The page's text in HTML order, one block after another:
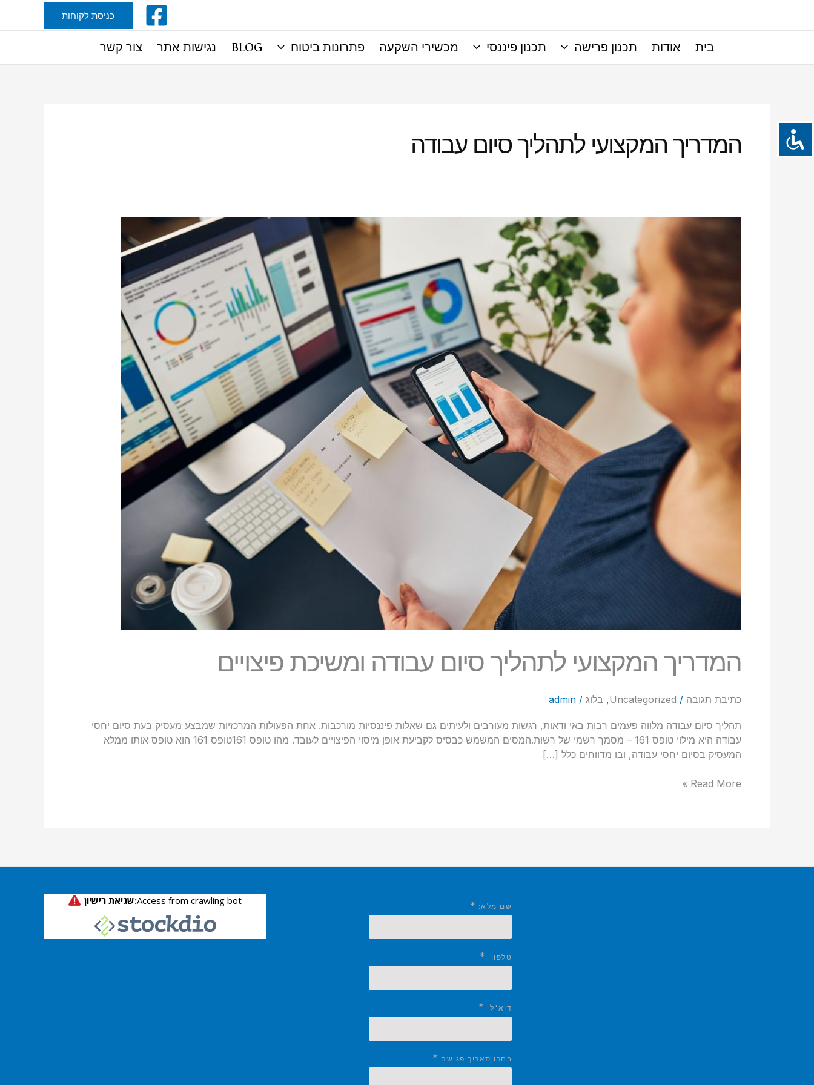
כניסת לקוחות
בית אודות תכנון פרישה תכנון פיננסי מכשירי השקעה פתרונות ביטוח BLOG נגישות אתר צור קשר
המדריך המקצועי לתהליך סיום עבודה
המדריך המקצועי לתהליך סיום עבודה ומשיכת פיצויים
כתיבת תגובה /
Uncategorized
, בלוג /
admin
תהליך סיום עבודה מלווה פעמים רבות באי ודאות, רגשות מעורבים ולעיתים גם שאלות פיננסיות מורכבות. אחת הפעולות המרכזיות שמבצע מעסיק בעת סיום יחסי
עבודה היא מילוי טופס 161 – מסמך רשמי של רשות.המסים המשמש כבסיס לקביעת אופן מיסוי הפיצויים לעובד. מהו טופס 161טופס 161 הוא טופס אותו ממלא
המעסיק בסיום יחסי עבודה, ובו מדווחים כלל […]
לתהליך
עבודה
פיצויים
Read More »
שם מלא: *
טלפון: *
דוא"ל: *
בחרו תאריך פגישה *